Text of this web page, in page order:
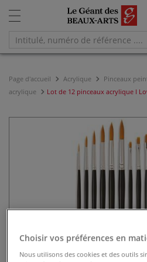
Page d'accueil Acrylique Pinceaux
acrylique
Lot de 12 pinceaux acrylique I
Choisir vos préférences en
Nous utilisons des cookies et des outils